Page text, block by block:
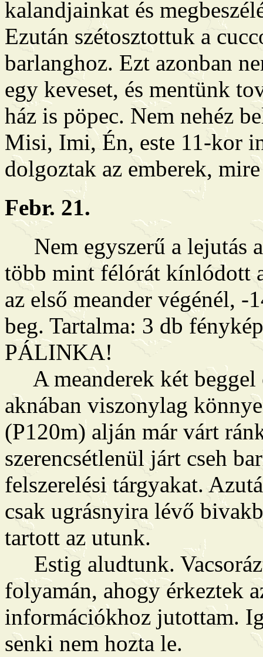
kalandjainkat és
Ezután szétosztottuk a
barlanghoz. Ezt azonban
egy keveset, és mentünk
ház is pöpec. Nem nehéz
Misi, Imi, Én, este 11-kor
dolgoztak az emberek,
Febr. 21.
Nem egyszerű a lejutás
több mint félórát kínlódott
az első meander végénél, -
beg. Tartalma: 3 db
PÁLINKA!
A meanderek két beggel
aknában viszonylag
(P120m) alján már várt
szerencsétlenül járt cseh
felszerelési tárgyakat.
csak ugrásnyira lévő
tartott az utunk.
Estig aludtunk.
folyamán, ahogy érkeztek
információkhoz jutottam.
senki nem hozta le.